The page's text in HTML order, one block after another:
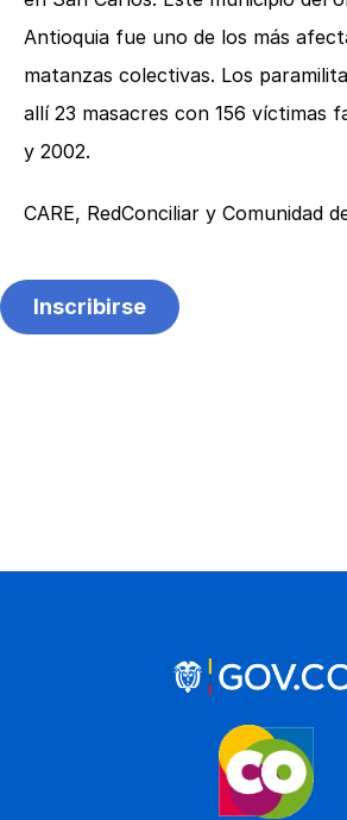
Antioquia fue uno de los más
matanzas colectivas. Los
allí 23 masacres con 156 víctimas
y 2002.
CARE, RedConciliar y Comunidad
Inscribirse